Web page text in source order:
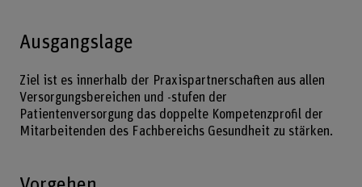
Ausgangslage
Ziel ist es innerhalb der Praxispartnerschaften aus allen
Versorgungsbereichen und -stufen der
Patientenversorgung das doppelte Kompetenzprofil der
Mitarbeitenden des Fachbereichs Gesundheit zu stärken.